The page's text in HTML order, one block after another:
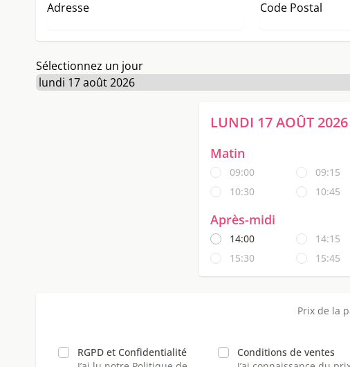
Adresse Code Postal
Sélectionnez un jour
LUNDI 17 AOÛT 2026
matin
09:00 09:15
10:30
10:45
après-midi
14:00 14:15
15:30
15:45
Prix de la
RGPD et Confidentialité
Conditions de ventes